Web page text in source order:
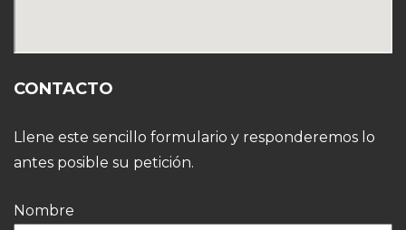
CONTACTO
Llene este sencillo formulario y responderemos lo
antes posible su petición.
Nombre